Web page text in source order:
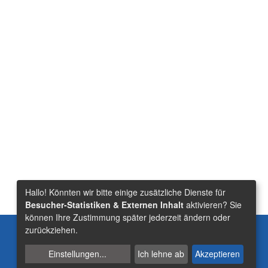
Suche
Hallo! Könnten wir bitte einige zusätzliche Dienste für
Besucher-Statistiken & Externen Inhalt aktivieren? Sie
können Ihre Zustimmung später jederzeit ändern oder
zurückziehen.
Einstellungen... Ich lehne ab Akzeptieren